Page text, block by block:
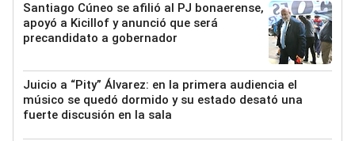
Santiago Cúneo se afilió al PJ bonaerense,
apoyó a Kicillof y anunció que será
precandidato a gobernador
Juicio a “Pity” Álvarez: en la primera audiencia el
músico se quedó dormido y su estado desató una
fuerte discusión en la sala